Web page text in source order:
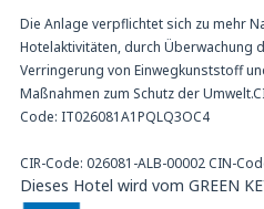
Die Anlage verpflichtet sich zu mehr
Hotelaktivitäten, durch Überwachung
Verringerung von Einwegkunststoff
Maßnahmen zum Schutz der
Code: IT026081A1PQLQ3OC4
CIR-Code: 026081-ALB-00002 CIN-
Dieses Hotel wird vom GREEN